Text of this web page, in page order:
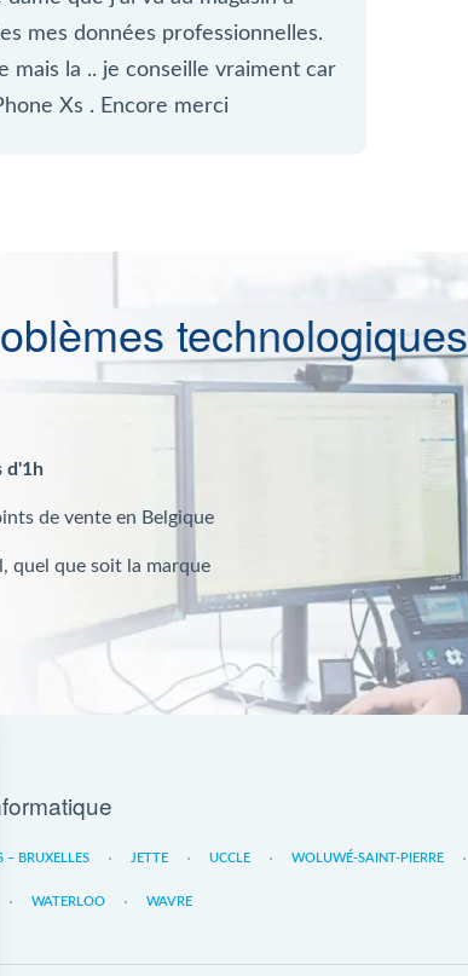
mes données professionnelles.
mais la .. je conseille vraiment car
Xs . Encore merci
technologiques
d'1h
de vente en Belgique
quel que soit la marque
– BRUXELLES JETTE UCCLE WOLUWÉ-SAINT-PIERRE
WATERLOO WAVRE